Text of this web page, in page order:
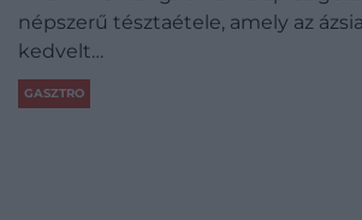
népszerű tésztaétele, amely az
kedvelt…
GASZTRO